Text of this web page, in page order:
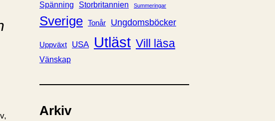
Spänning Storbritannien Summeringar
Sverige Tonår Ungdomsböcker
Uppväxt USA Utläst Vill läsa
Vänskap
Arkiv